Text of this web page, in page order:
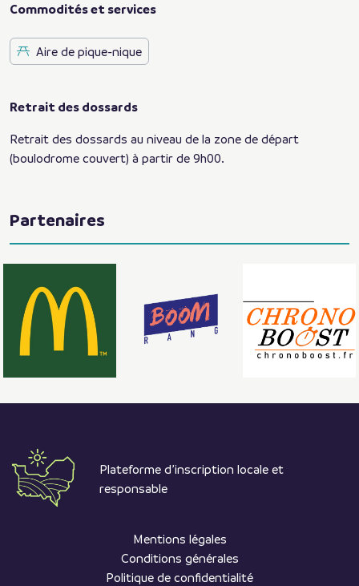
Commodités et services
Aire de pique-nique
Retrait des dossards
Retrait des dossards au niveau de la zone de départ
(boulodrome couvert) à partir de 9h00.
Partenaires
Plateforme d’inscription locale et
responsable
Mentions légales
Conditions générales
Politique de confidentialité